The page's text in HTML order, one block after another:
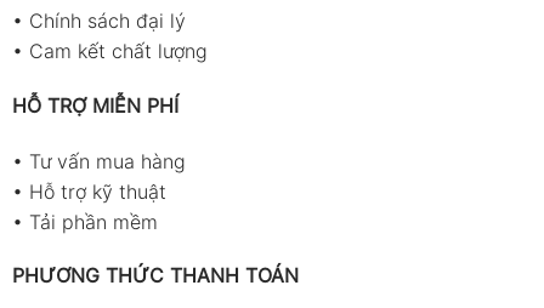
• Chính sách đại lý
• Cam kết chất lượng
HỖ TRỢ MIỄN PHÍ
• Tư vấn mua hàng
• Hỗ trợ kỹ thuật
• Tải phần mềm
PHƯƠNG THỨC THANH TOÁN